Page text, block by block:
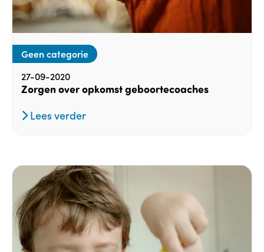
Geen categorie
27-09-2020
Zorgen over opkomst geboortecoaches
Lees verder